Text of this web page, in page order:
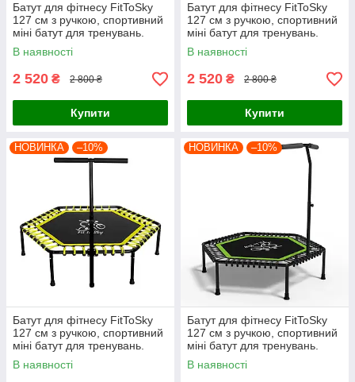
Батут для фітнесу FitToSky
127 см з ручкою, спортивний
міні батут для тренувань.
Чорний
В наявності
2 520 ₴ 2 800 ₴
Купити
Батут для фітнесу FitToSky
127 см з ручкою, спортивний
міні батут для тренувань.
Помаранчевий
В наявності
2 520 ₴ 2 800 ₴
Купити
НОВИНКА –10%
Батут для фітнесу FitToSky
127 см з ручкою, спортивний
міні батут для тренувань.
Жовтий
В наявності
НОВИНКА –10%
Батут для фітнесу FitToSky
127 см з ручкою, спортивний
міні батут для тренувань.
Зелений
В наявності